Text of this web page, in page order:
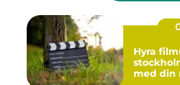
Hyra
stockholm så
med din